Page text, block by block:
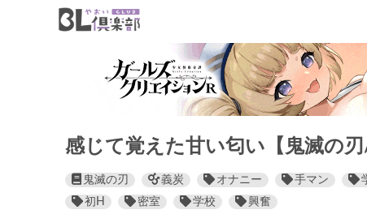
感じて覚えた甘い匂い【鬼滅の刃
鬼滅の刃 義炭 オナニー 手マン
初H
密室 学校 興奮